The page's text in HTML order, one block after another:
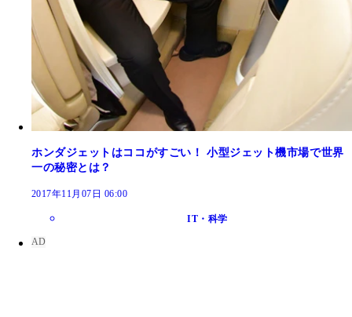
ホンダジェットはココがすごい！ 小型ジェット機市場で世界
一の秘密とは？
2017年11月07日 06:00
IT・科学